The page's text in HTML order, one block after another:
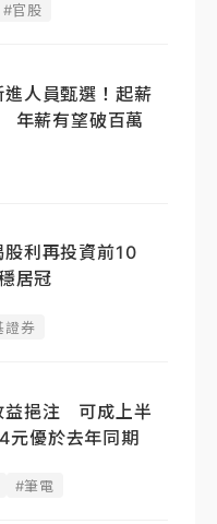
#官股
進人員甄選！起薪
年薪有望破百萬
股利再投資前10
居冠
證券
益挹注 可成上半
元優於去年同期
#筆電